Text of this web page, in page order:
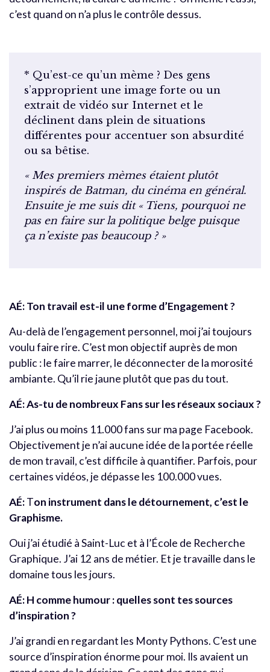
c’est quand on n’a plus le contrôle dessus.
* Qu’est-ce qu’un mème ? Des gens
s’approprient une image forte ou un
extrait de vidéo sur Internet et le
déclinent dans plein de situations
différentes pour accentuer son absurdité
ou sa bêtise.
« Mes premiers mèmes étaient plutôt
inspirés de Batman, du cinéma en général.
Ensuite je me suis dit « Tiens, pourquoi ne
pas en faire sur la politique belge puisque
ça n’existe pas beaucoup ? »
AÉ:Ton travail est-il une forme d’Engagement ?
Au-delà de l’engagement personnel, moi j’ai toujours
voulu faire rire. C’est mon objectif auprès de mon
public : le faire marrer, le déconnecter de la morosité
ambiante. Qu’il rie jaune plutôt que pas du tout.
AÉ:As-tu de nombreux Fans sur les réseaux sociaux ?
J’ai plus ou moins 11.000 fans sur ma page Facebook.
Objectivement je n’ai aucune idée de la portée réelle
de mon travail, c’est difficile à quantifier. Parfois, pour
certaines vidéos, je dépasse les 100.000 vues.
AÉ:Ton instrument dans le détournement, c’est le
Graphisme.
Oui j’ai étudié à Saint-Luc et à l’École de Recherche
Graphique. J’ai 12 ans de métier. Et je travaille dans le
domaine tous les jours.
AÉ:H comme humour : quelles sont tes sources
d’inspiration ?
J’ai grandi en regardant les Monty Pythons. C’est une
source d’inspiration énorme pour moi. Ils avaient un